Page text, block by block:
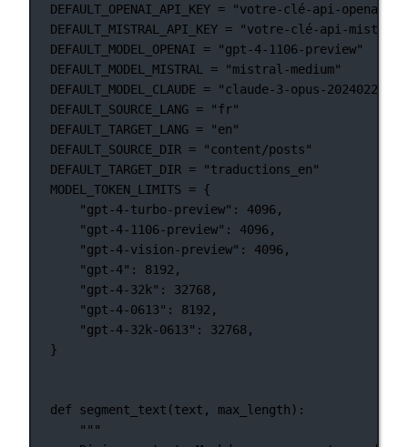
DEFAULT_OPENAI_API_KEY =
"votre-clé-api-openai-
DEFAULT_MISTRAL_API_KEY =
"votre-clé-api-mistral-
DEFAULT_MODEL_OPENAI =
"gpt-4-1106-preview"
DEFAULT_MODEL_MISTRAL
=
"mistral-medium"
DEFAULT_MODEL_CLAUDE =
"claude-3-opus-20240229"
DEFAULT_SOURCE_LANG =
"fr"
DEFAULT_TARGET_LANG =
"en"
DEFAULT_SOURCE_DIR =
"content/posts"
DEFAULT_TARGET_DIR =
"traductions_en"
MODEL_TOKEN_LIMITS = {
"gpt-4-turbo-preview" : 4096,
"gpt-4-1106-preview" : 4096,
"gpt-4-vision-preview" : 4096,
"gpt-4" : 8192 ,
"gpt-4-32k" : 32768,
"gpt-4-0613" : 8192 ,
"gpt-4-32k-0613" : 32768,
}
def segment_text (text, max_length):
"""